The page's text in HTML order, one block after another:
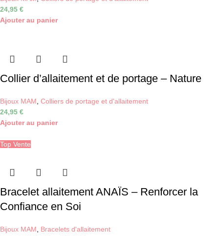
24,95 €
Ajouter au panier
Collier d’allaitement et de portage – Nature
Bijoux MAM, Colliers de portage et d'allaitement
24,95 €
Ajouter au panier
Top Vente
Bracelet allaitement ANAÏS – Renforcer la
Confiance en Soi
Bijoux MAM, Bracelets d'allaitement